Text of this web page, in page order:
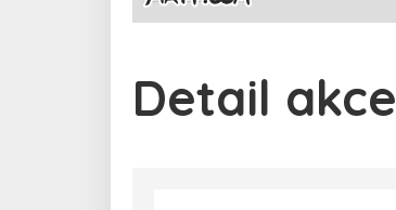
Detail akce